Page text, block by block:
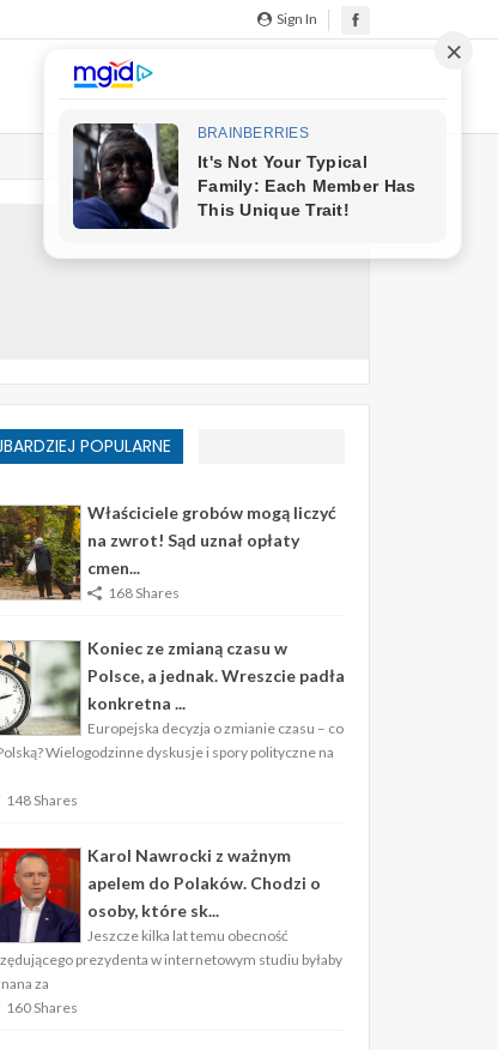
Sign In
POPULARNE
Właściciele grobów mogą liczyć
na zwrot! Sąd uznał opłaty
cmen...
168 Shares
Koniec ze zmianą czasu w
Polsce, a jednak. Wreszcie padła
konkretna ...
Europejska decyzja o zmianie czasu – co
Wielogodzinne dyskusje i spory polityczne na
148 Shares
Karol Nawrocki z ważnym
apelem do Polaków. Chodzi o
osoby, które sk...
Jeszcze kilka lat temu obecność
prezydenta w internetowym studiu byłaby
za
160 Shares